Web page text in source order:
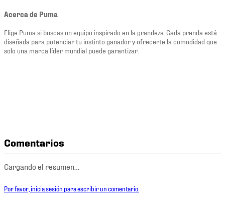
Acerca de Puma
Elige Puma si buscas un equipo inspirado en la grandeza. Cada prenda está
diseñada para potenciar tu instinto ganador y ofrecerte la comodidad que
solo una marca líder mundial puede garantizar.
Comentarios
Cargando el resumen…
Por favor, inicia sesión para escribir un comentario.